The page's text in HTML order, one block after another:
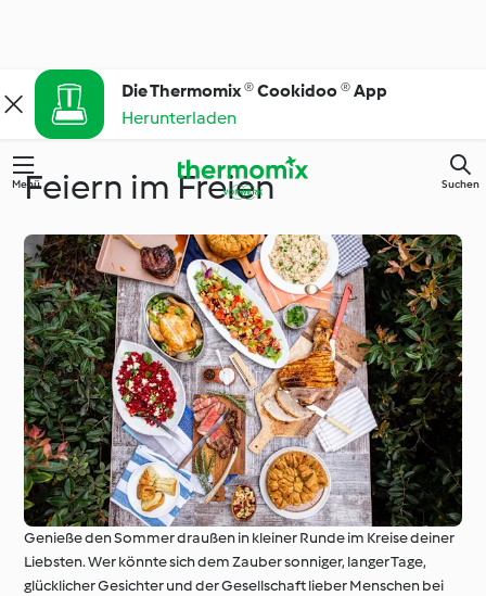
Die Thermomix ® Cookidoo ® App
Herunterladen
Menü Suchen
Feiern im Freien
Genieße den Sommer draußen in kleiner Runde im Kreise deiner
Liebsten. Wer könnte sich dem Zauber sonniger, langer Tage,
glücklicher Gesichter und der Gesellschaft lieber Menschen bei